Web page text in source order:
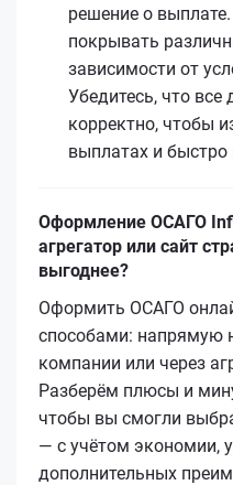
решение о
покрывать
зависимости от
Убедитесь, что
корректно, чтобы
выплатах и
Оформление ОСАГО
агрегатор или сайт
выгоднее?
Оформить ОСАГО
способами: напрямую
компании или через
Разберём плюсы и
чтобы вы смогли
— с учётом экономии,
дополнительных